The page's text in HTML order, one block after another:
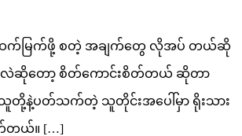
ထက်မြက်ဖို့ စတဲ့ အချက်တွေ လိုအပ် တယ်ဆို
လို့လဲဆိုတော့ စိတ်ကောင်းစိတ်တယ် ဆိုတာ
တို့နဲ့ပတ်သက်တဲ့ သူတိုင်းအပေါ်မှာ ရိုးသား
တယ်။ […]